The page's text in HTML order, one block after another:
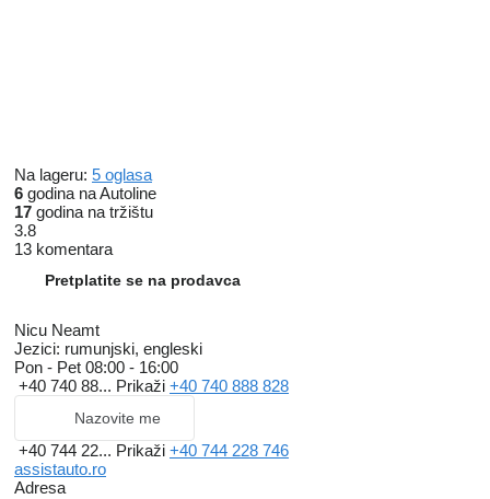
Na lageru: 5 oglasa
6 godina na Autoline
17 godina na tržištu
3.8
13 komentara
Pretplatite se na prodavca
Nicu Neamt
Jezici: rumunjski, engleski
Pon - Pet 08:00 - 16:00
+40 740 88... Prikaži +40 740 888 828
Nazovite me
+40 744 22... Prikaži +40 744 228 746
assistauto.ro
Adresa